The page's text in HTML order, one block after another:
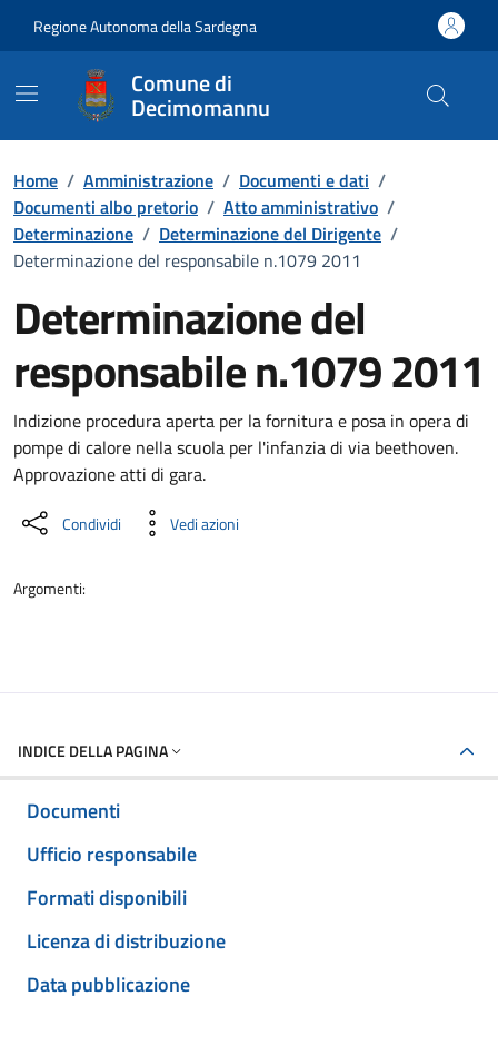
Regione Autonoma della Sardegna
Comune di
Decimomannu
Home / Amministrazione / Documenti e dati /
Documenti albo pretorio / Atto amministrativo /
Determinazione / Determinazione del Dirigente /
Determinazione del responsabile n.1079 2011
Determinazione del
responsabile n.1079 2011
Dettaglio del documento
Indizione procedura aperta per la fornitura e posa in opera di
pompe di calore nella scuola per l'infanzia di via beethoven.
Approvazione atti di gara.
Condividi Vedi azioni
Argomenti:
INDICE DELLA PAGINA
Documenti
Ufficio responsabile
Formati disponibili
Licenza di distribuzione
Data pubblicazione